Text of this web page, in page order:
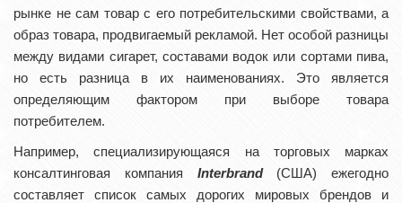
рынке не сам товар с его потребительскими свойствами, а
образ товара, продвигаемый рекламой. Нет особой разницы
между видами сигарет, составами водок или сортами пива,
но есть разница в их наименованиях. Это является
определяющим фактором при выборе товара
потребителем.
Например, специализирующаяся на торговых марках
консалтинговая компания Interbrand(США) ежегодно
составляет список самых дорогих мировых брендов и